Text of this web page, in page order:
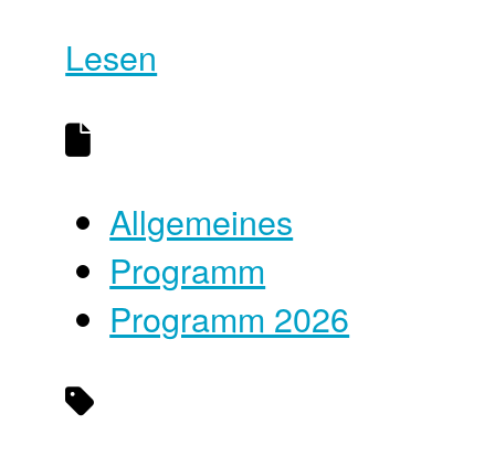
Lesen
Allgemeines
Programm
Programm 2026